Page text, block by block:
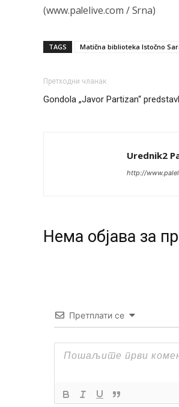
(www.palelive.com / Srna)
TAGS Matična biblioteka Istočno
Претходни чланак
Gondola „Javor Partizan“
Urednik2
http://
Нeма објава за
Претплати се